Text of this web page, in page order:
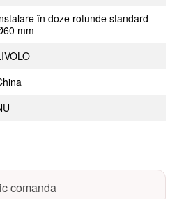
în doze rotunde standard
mm
comanda